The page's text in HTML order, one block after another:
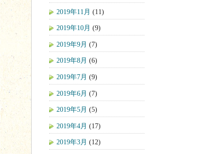
2019年11月 (11)
2019年10月 (9)
2019年9月 (7)
2019年8月 (6)
2019年7月 (9)
2019年6月 (7)
2019年5月 (5)
2019年4月 (17)
2019年3月 (12)